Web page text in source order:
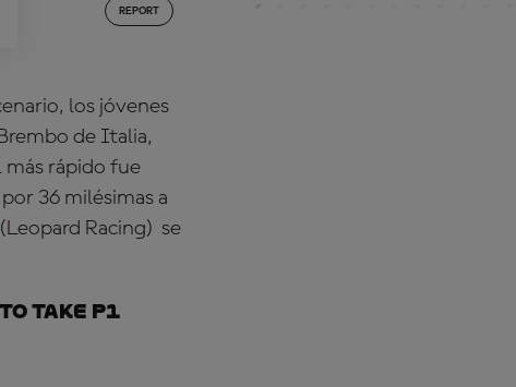
REPORT
los jóvenes
de Italia,
más rápido fue
36 milésimas a
(Leopard Racing) se
take P1